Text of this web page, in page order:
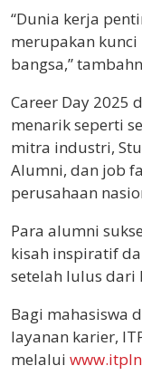
“Dunia kerja
merupakan
bangsa,”
Career Day 2025
menarik seperti
mitra industri,
Alumni, dan job
perusahaan
Para alumni
kisah inspiratif
setelah lulus dari
Bagi mahasiswa
layanan karier,
melalui